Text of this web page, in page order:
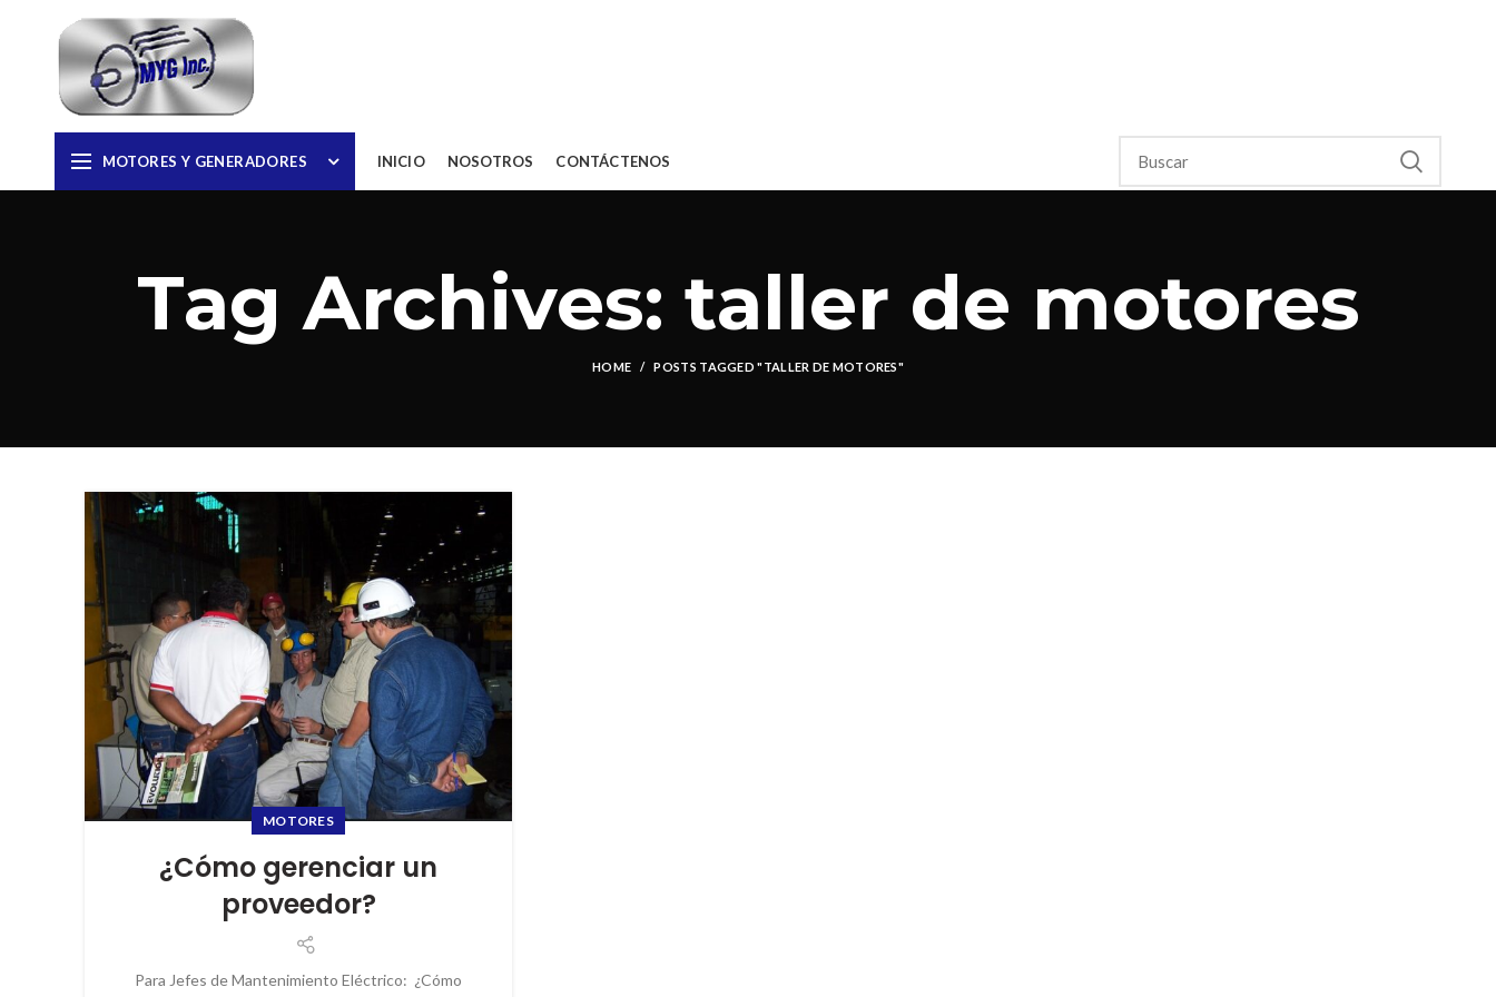
MOTORES Y GENERADORES INICIO NOSOTROS CONTÁCTENOS
Tag Archives: taller de motores
HOME POSTS TAGGED "TALLER DE MOTORES"
MOTORES
¿Cómo gerenciar un
proveedor?
Para Jefes de Mantenimiento Eléctrico: ¿Cómo